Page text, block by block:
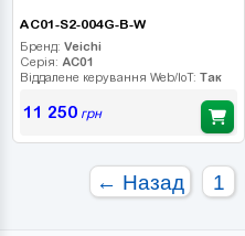
AC01-S2-004G-B-W
Бренд: Veichi
Серія: AC01
Віддалене керування Web/IoT: Так
11 250грн
← Назад 1